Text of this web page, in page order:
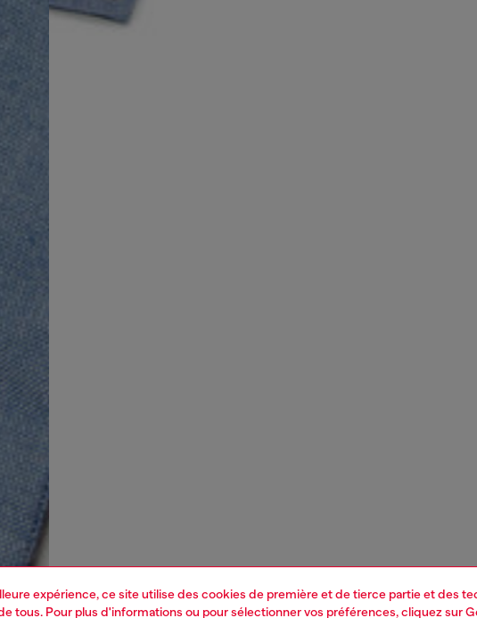
expérience, ce site utilise des cookies de première et de tierce partie et des
tous. Pour plus d'informations ou pour sélectionner vos préférences, cliquez sur